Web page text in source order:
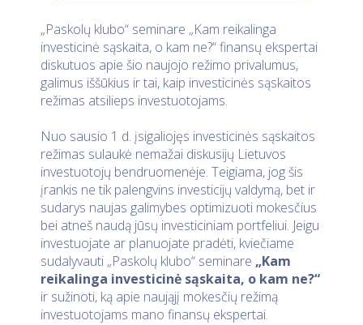
„Paskolų klubo“ seminare „Kam reikalinga
investicinė sąskaita, o kam ne?“ finansų ekspertai
diskutuos apie šio naujojo režimo privalumus,
galimus iššūkius ir tai, kaip investicinės sąskaitos
režimas atsilieps investuotojams.
Nuo sausio 1 d. įsigaliojęs investicinės sąskaitos
režimas sulaukė nemažai diskusijų Lietuvos
investuotojų bendruomenėje. Teigiama, jog šis
įrankis ne tik palengvins investicijų valdymą, bet ir
sudarys naujas galimybes optimizuoti mokesčius
bei atneš naudą jūsų investiciniam portfeliui. Jeigu
investuojate ar planuojate pradėti, kviečiame
sudalyvauti „Paskolų klubo“ seminare „Kam
reikalinga investicinė sąskaita, o kam ne?“
ir sužinoti, ką apie naująjį mokesčių režimą
investuotojams mano finansų ekspertai.